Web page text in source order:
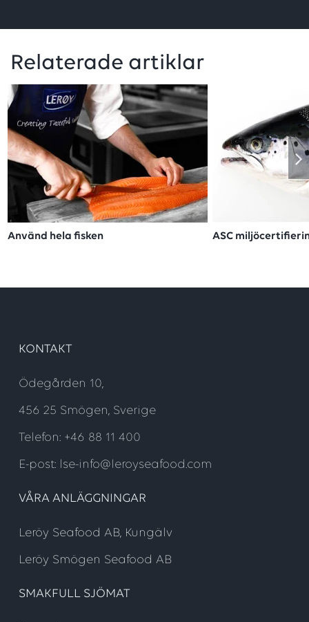
Relaterade artiklar
Använd hela fisken ASC
KONTAKT
Ödegården 10,
456 25 Smögen, Sverige
Telefon: +46 88 11 400
E-post: lse-info@leroyseafood.com
VÅRA ANLÄGGNINGAR
Leröy Seafood AB, Kungälv
Leröy Smögen Seafood AB
SMAKFULL SJÖMAT